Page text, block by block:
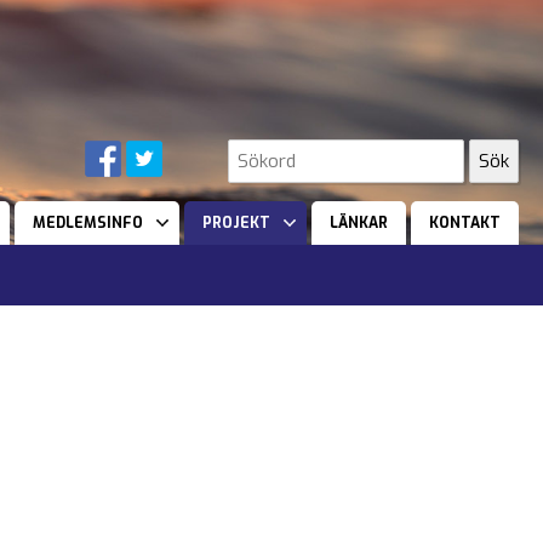
MEDLEMSINFO PROJEKT LÄNKAR KONTAKT